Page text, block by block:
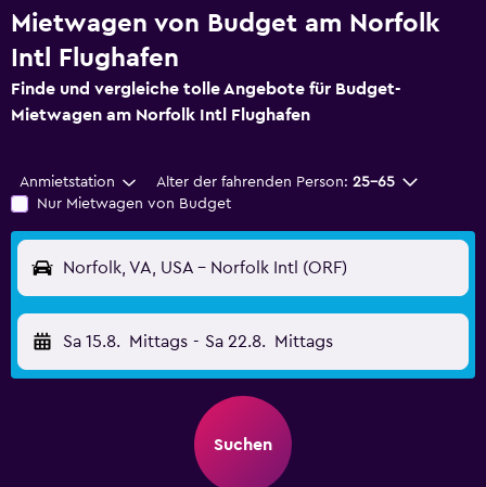
Mietwagen von Budget am Norfolk
Intl Flughafen
Finde und vergleiche tolle Angebote für Budget-
Mietwagen am Norfolk Intl Flughafen
Anmietstation Alter der fahrenden Person: 25-65
Nur Mietwagen von Budget
Norfolk, VA, USA - Norfolk Intl (ORF)
Sa 15.8. Mittags - Sa 22.8. Mittags
Suchen